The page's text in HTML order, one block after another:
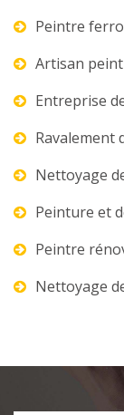
Peintre
Artisan
Entreprise
Ravalement
Nettoyage
Peinture et
Peintre
Nettoyage